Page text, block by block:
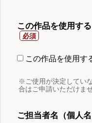
この作品を使用す
この作品を使用す
※ご使用が決定してい
合はご申請いただけませ
ご担当者名（個人名